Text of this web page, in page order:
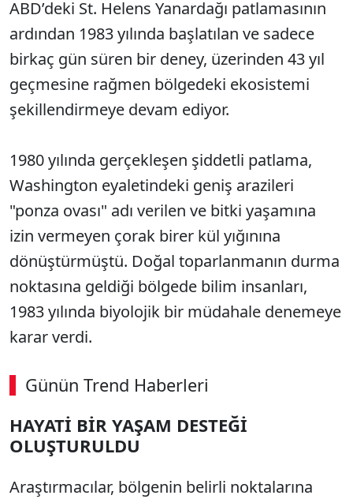
ABD’deki St. Helens Yanardağı patlamasının
ardından 1983 yılında başlatılan ve sadece
birkaç gün süren bir deney, üzerinden 43 yıl
geçmesine rağmen bölgedeki ekosistemi
şekillendirmeye devam ediyor.
1980 yılında gerçekleşen şiddetli patlama,
Washington eyaletindeki geniş arazileri
"ponza ovası" adı verilen ve bitki yaşamına
izin vermeyen çorak birer kül yığınına
dönüştürmüştü. Doğal toparlanmanın durma
noktasına geldiği bölgede bilim insanları,
1983 yılında biyolojik bir müdahale denemeye
karar verdi.
Günün Trend Haberleri
HAYATİ BİR YAŞAM DESTEĞİ
OLUŞTURULDU
Araştırmacılar, bölgenin belirli noktalarına